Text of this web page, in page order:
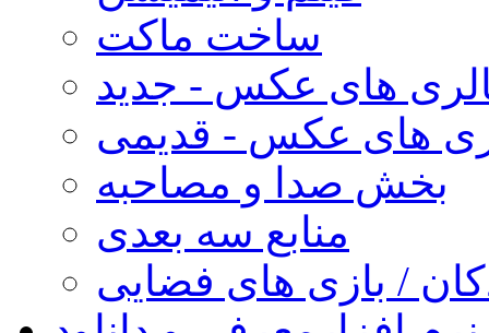
ساخت ماکت
های عکس - جدید
های عکس - قدیمی
بخش صدا و مصاحبه
منابع سه بعدی
/ بازی های فضایی